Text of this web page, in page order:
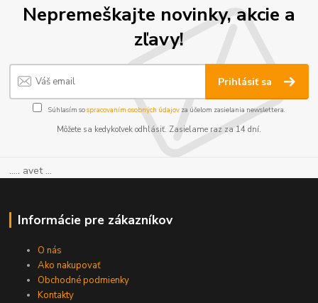
Nepremeškajte novinky, akcie a
zľavy!
Prihlásiť sa
Súhlasím sospracovaním osobných údajov za účelom zasielania newslettera.
Môžete sa kedykoľvek odhlásiť. Zasielame raz za 14 dní.
..... avet ...
Informácie pre zákazníkov
O nás
Ako nakupovať
Obchodné podmienky
Kontakty